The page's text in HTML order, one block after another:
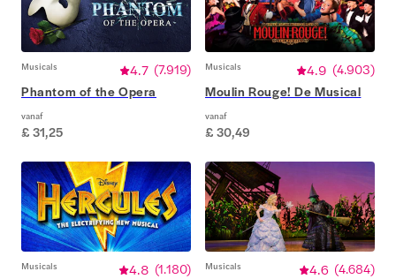
Musicals 4.7 (7.919)
Phantom of the Opera
vanaf
£ 31,25
Musicals 4.9 (4.903)
Moulin Rouge! De Musical
vanaf
£ 30,49
Musicals 4.8 (1.180)
Musicals 4.6 (4.684)